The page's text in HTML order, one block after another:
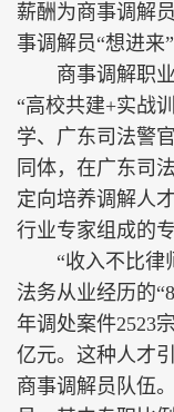
薪酬为商事调解
事调解员“想进来
商事调解职业
“高校共建+实战
学、广东司法警
同体，在广东司
定向培养调解人
行业专家组成的
“收入不比律师
法务从业经历的
年调处案件2523
亿元。这种人才
商事调解员队伍